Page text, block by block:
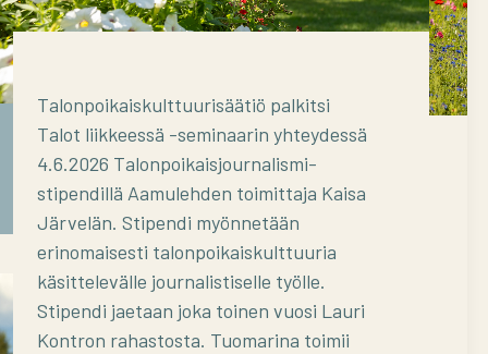
Talonpoikaiskulttuurisäätiö palkitsi
vuoden 2025 parhaan opinnäytetyön
stipendi
Talonpoikaiskulttuurisäätiö palkitsi
Talot liikkeessä -seminaarin yhteydessä
4.6.2026 Talonpoikaisjournalismi-
stipendillä Aamulehden toimittaja Kaisa
Järvelän. Stipendi myönnetään
erinomaisesti talonpoikaiskulttuuria
käsittelevälle journalistiselle työlle.
Stipendi jaetaan joka toinen vuosi Lauri
Kontron rahastosta. Tuomarina toimii